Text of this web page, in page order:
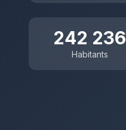
242 236
Habitants